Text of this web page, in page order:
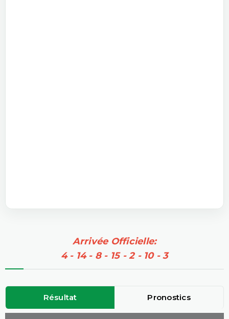
Arrivée Officielle:
4 - 14 - 8 - 15 - 2 - 10 - 3
Résultat Pronostics